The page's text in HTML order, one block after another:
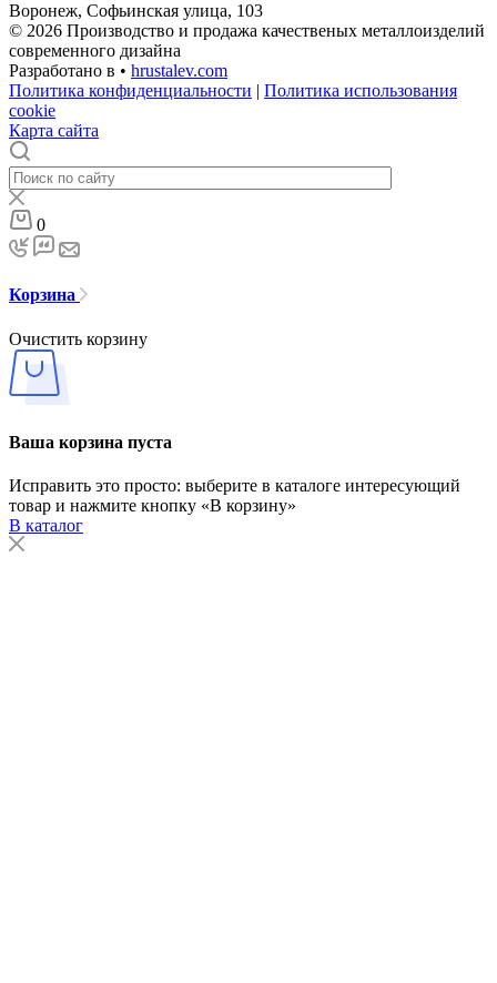
Воронеж, Софьинская улица, 103
© 2026 Производство и продажа качественых металлоизделий
современного дизайна
Разработано в • hrustalev.com
Политика конфиденциальности | Политика использования
cookie
Карта сайта
0
Корзина
Очистить корзину
Ваша корзина пуста
Исправить это просто: выберите в каталоге интересующий
товар и нажмите кнопку «В корзину»
В каталог